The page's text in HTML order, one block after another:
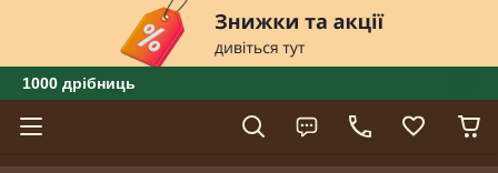
1000 дрібниць